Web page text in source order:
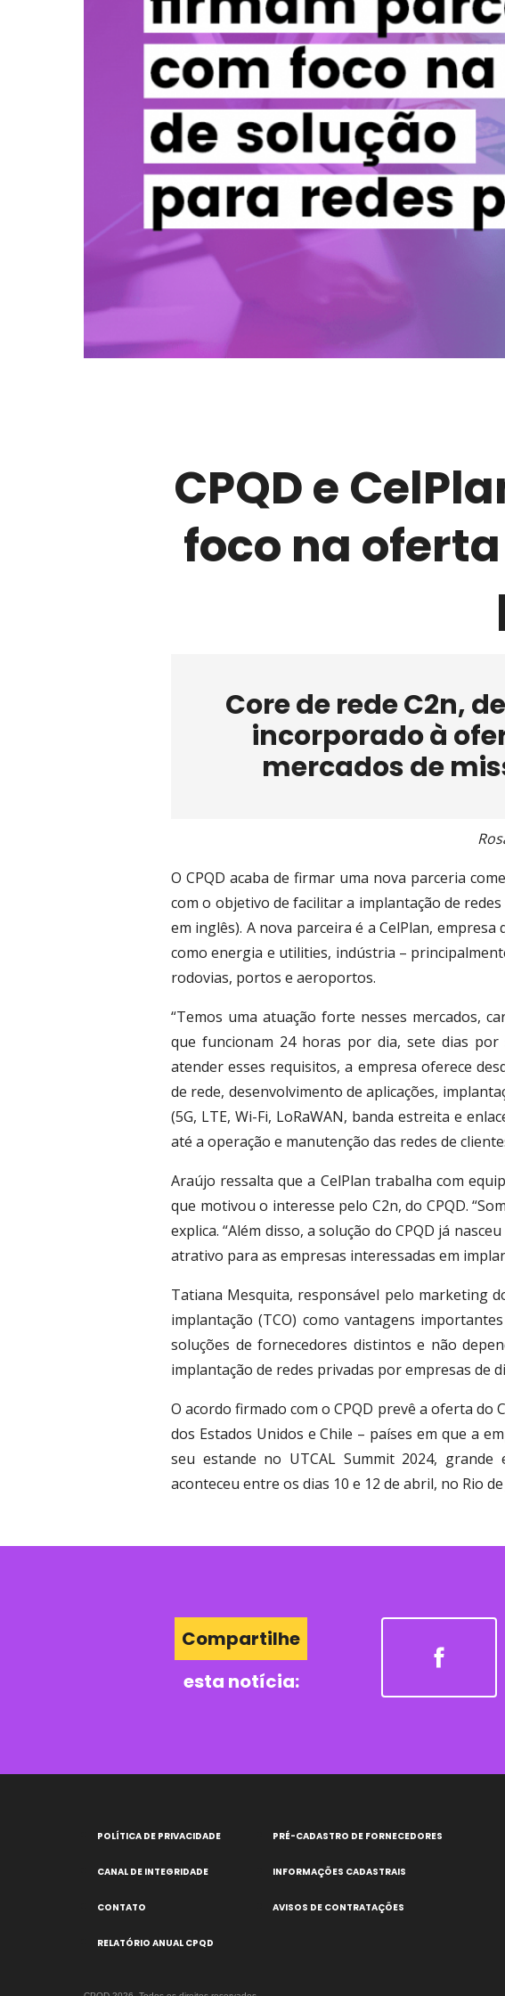
CPQD e
foco na
Core de rede C2n,
incorporado à
mercados de
O CPQD acaba de firmar uma nova parceria
com o objetivo de facilitar a implantação de
em inglês). A nova parceira é a CelPlan,
como energia e utilities, indústria –
rodovias, portos e aeroportos.
“Temos uma atuação forte nesses mercados,
que funcionam 24 horas por dia, sete dias por
atender esses requisitos, a empresa oferece
de rede, desenvolvimento de aplicações,
(5G, LTE, Wi-Fi, LoRaWAN, banda estreita e
até a operação e manutenção das redes de
Araújo ressalta que a CelPlan trabalha com
que motivou o interesse pelo C2n, do CPQD.
explica. “Além disso, a solução do CPQD já
atrativo para as empresas interessadas em
Tatiana Mesquita, responsável pelo marketing
implantação (TCO) como vantagens
soluções de fornecedores distintos e não
implantação de redes privadas por empresas de
O acordo firmado com o CPQD prevê a oferta
dos Estados Unidos e Chile – países em que a
seu estande no UTCAL Summit 2024,
aconteceu entre os dias 10 e 12 de abril, no Rio
Compartilhe
esta notícia:
POLÍTICA DE PRIVACIDADE
CANAL DE INTEGRIDADE
CONTATO
RELATÓRIO ANUAL CPQD
PRÉ-CADASTRO DE FORNECEDORES
INFORMAÇÕES CADASTRAIS
AVISOS DE CONTRATAÇÕES